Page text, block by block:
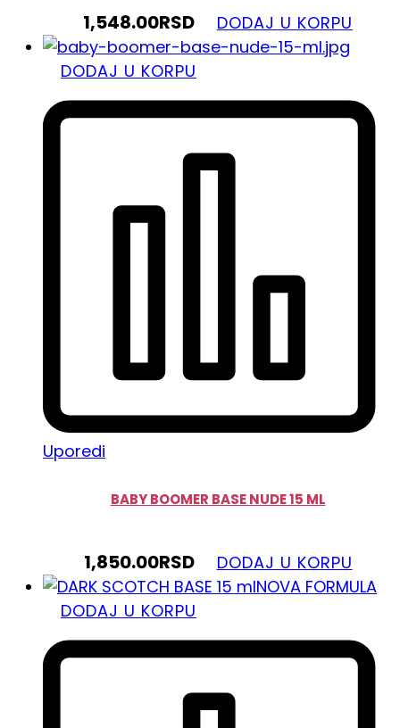
1,548.00RSD DODAJ U KORPU
DODAJ U KORPU
Uporedi
BABY BOOMER BASE NUDE 15 ML
1,850.00RSD
DODAJ U KORPU
NOVA FORMULA
DODAJ U KORPU